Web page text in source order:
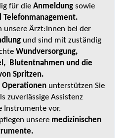
für die Anmeldung sowie
Telefonmanagement.
unsere Ärzt:innen bei der
und sind mit zuständig
Wundversorgung,
Blutentnahmen und die
Spritzen.
unterstützen Sie
zuverlässige Assistenz
Instrumente vor.
unsere medizinischen